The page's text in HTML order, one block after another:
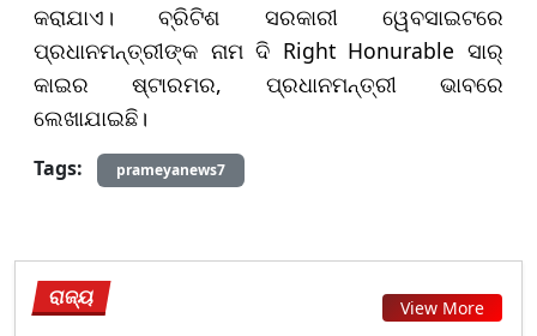
କରାଯାଏ। ବ୍ରିଟିଶ ସରକାରୀ ୱେବସାଇଟରେ
ପ୍ରଧାନମନ୍ତ୍ରୀଙ୍କ ନାମ ଦି Right Honurable ସାର୍
କାଇର ଷ୍ଟାରମର, ପ୍ରଧାନମନ୍ତ୍ରୀ ଭାବରେ
ଲେଖାଯାଇଛି।
Tags: prameyanews7
ରାଜ୍ୟ View More